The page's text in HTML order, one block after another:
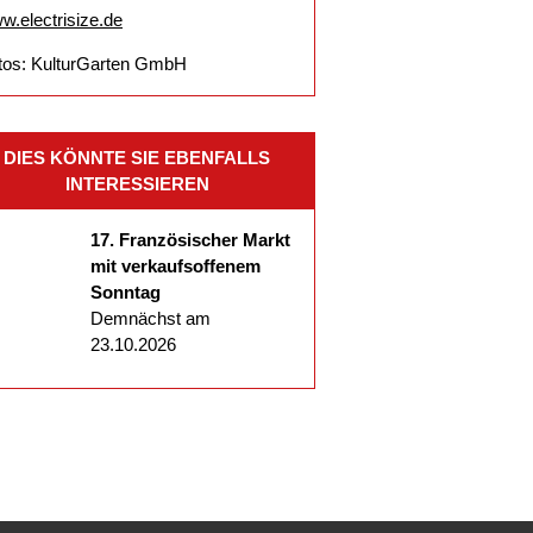
KulturGarten GmbH
DIES KÖNNTE SIE EBENFALLS
INTERESSIEREN
17. Französischer Markt
mit verkaufsoffenem
Sonntag
Demnächst am
23.10.2026